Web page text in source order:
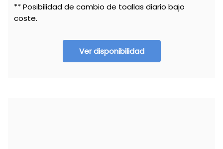
** Posibilidad de cambio de toallas diario bajo
coste.
Ver disponibilidad